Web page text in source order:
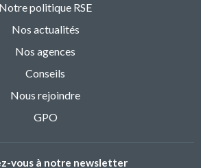
Notre politique RSE
Nos actualités
Nos agences
Conseils
Nous rejoindre
GPO
vous à notre newsletter